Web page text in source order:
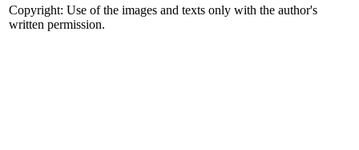
Copyright: Use of the images and texts only with the author's
written permission.